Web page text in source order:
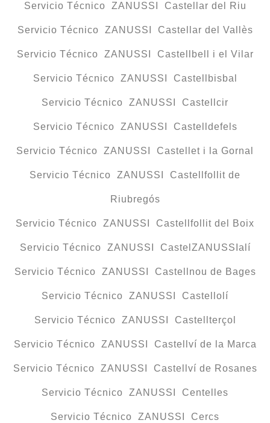
Servicio Técnico ZANUSSI Castellar del Riu
Servicio Técnico ZANUSSI Castellar del Vallès
Servicio Técnico ZANUSSI Castellbell i el Vilar
Servicio Técnico ZANUSSI Castellbisbal
Servicio Técnico ZANUSSI Castellcir
Servicio Técnico ZANUSSI Castelldefels
Servicio Técnico ZANUSSI Castellet i la Gornal
Servicio Técnico ZANUSSI Castellfollit de
Riubregós
Servicio Técnico ZANUSSI Castellfollit del Boix
Servicio Técnico ZANUSSI CastelZANUSSIalí
Servicio Técnico ZANUSSI Castellnou de Bages
Servicio Técnico ZANUSSI Castellolí
Servicio Técnico ZANUSSI Castellterçol
Servicio Técnico ZANUSSI Castellví de la Marca
Servicio Técnico ZANUSSI Castellví de Rosanes
Servicio Técnico ZANUSSI Centelles
Servicio Técnico ZANUSSI Cercs